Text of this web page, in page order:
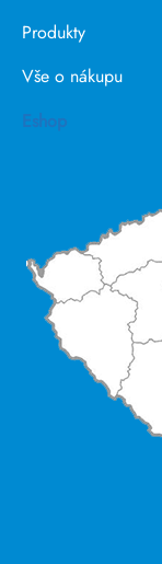
Produkty
Vše o nákupu
Eshop